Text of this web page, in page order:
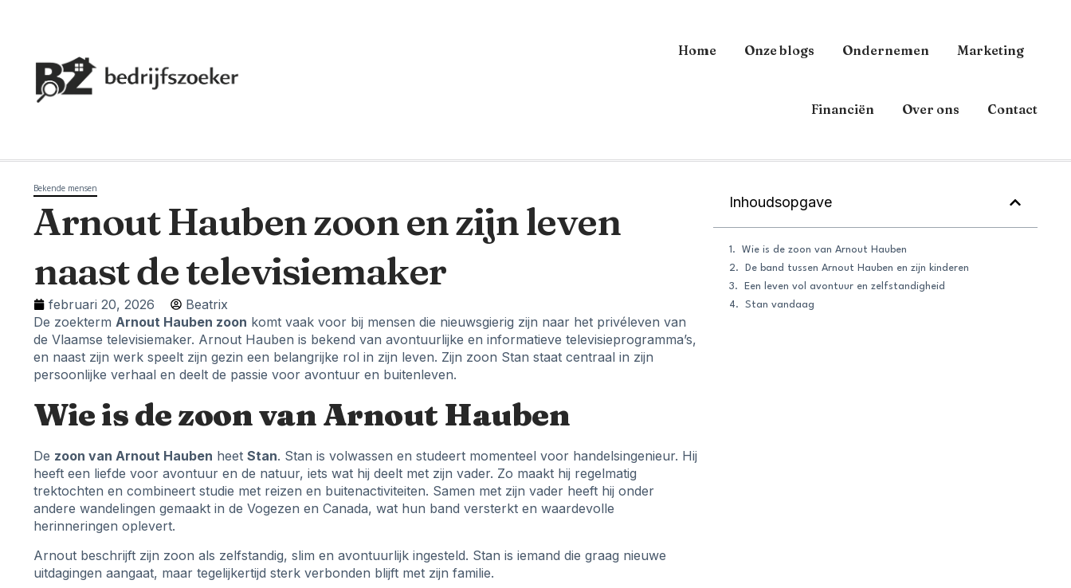
Home Onze blogs Ondernemen Marketing
Financiën Over ons Contact
Bekende mensen
Arnout Hauben zoon en zijn leven
naast de televisiemaker
februari 20, 2026
Beatrix
De zoekterm Arnout Hauben zoon komt vaak voor bij mensen die nieuwsgierig zijn naar het privéleven van
de Vlaamse televisiemaker. Arnout Hauben is bekend van avontuurlijke en informatieve televisieprogramma’s,
en naast zijn werk speelt zijn gezin een belangrijke rol in zijn leven. Zijn zoon Stan staat centraal in zijn
persoonlijke verhaal en deelt de passie voor avontuur en buitenleven.
Wie is de zoon van Arnout Hauben
De zoon van Arnout Hauben heet Stan. Stan is volwassen en studeert momenteel voor handelsingenieur. Hij
heeft een liefde voor avontuur en de natuur, iets wat hij deelt met zijn vader. Zo maakt hij regelmatig
trektochten en combineert studie met reizen en buitenactiviteiten. Samen met zijn vader heeft hij onder
andere wandelingen gemaakt in de Vogezen en Canada, wat hun band versterkt en waardevolle
herinneringen oplevert.
Arnout beschrijft zijn zoon als zelfstandig, slim en avontuurlijk ingesteld. Stan is iemand die graag nieuwe
uitdagingen aangaat, maar tegelijkertijd sterk verbonden blijft met zijn familie.
Inhoudsopgave
Wie is de zoon van Arnout Hauben
De band tussen Arnout Hauben en zijn kinderen
Een leven vol avontuur en zelfstandigheid
Stan vandaag